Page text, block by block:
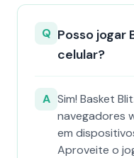
Q Posso jogar
celular?
A Sim! Basket
navegadores
em
Aproveite o